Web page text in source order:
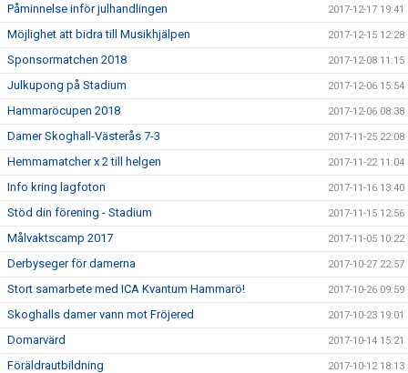
Påminnelse inför julhandlingen 2017-12-17 19:41
Möjlighet att bidra till Musikhjälpen 2017-12-15 12:28
Sponsormatchen 2018 2017-12-08 11:15
Julkupong på Stadium 2017-12-06 15:54
Hammaröcupen 2018 2017-12-06 08:38
Damer Skoghall-Västerås 7-3 2017-11-25 22:08
Hemmamatcher x 2 till helgen 2017-11-22 11:04
Info kring lagfoton 2017-11-16 13:40
Stöd din förening - Stadium 2017-11-15 12:56
Målvaktscamp 2017 2017-11-05 10:22
Derbyseger för damerna 2017-10-27 22:57
Stort samarbete med ICA Kvantum Hammarö! 2017-10-26 09:59
Skoghalls damer vann mot Fröjered 2017-10-23 19:01
Domarvärd 2017-10-14 15:21
Föräldrautbildning 2017-10-12 18:13